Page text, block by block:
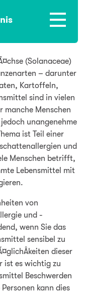
(Solanaceae)
– darunter
Kartoffeln,
sind in vielen
Menschen
unangenehme
ist Teil einer
und
Menschen betrifft,
Lebensmittel mit
von
und -
wenn Sie das
sensibel zu
dieser
ist es wichtig zu
Beschwerden
kann dies